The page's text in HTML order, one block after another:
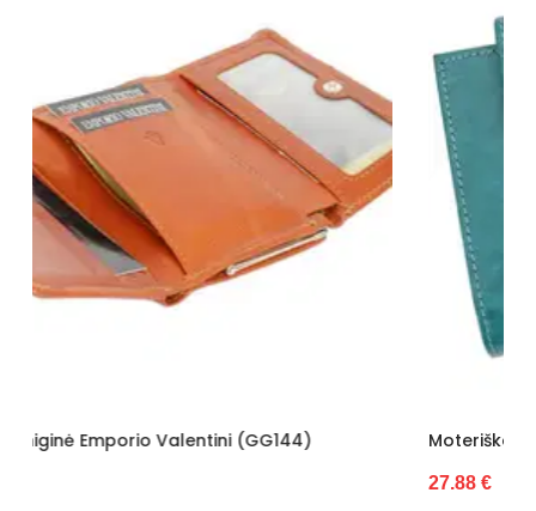
Moteriška Piniginė Z.Ricardo (GG7697)